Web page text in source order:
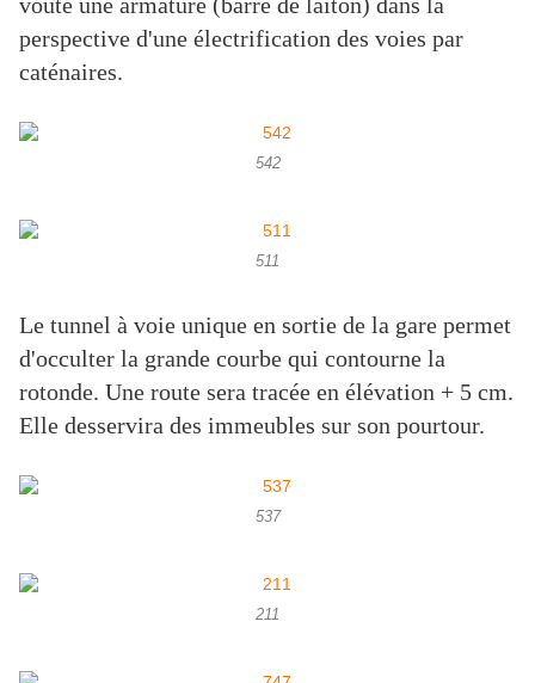
perspective d'une électrification des voies par
caténaires.
542
511
Le tunnel à voie unique en sortie de la gare permet
d'occulter la grande courbe qui contourne la
rotonde. Une route sera tracée en élévation + 5 cm.
Elle desservira des immeubles sur son pourtour.
537
211